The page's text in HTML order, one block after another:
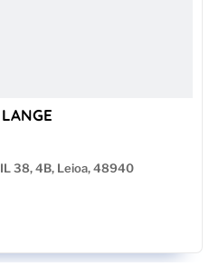
38, 4B, Leioa, 48940